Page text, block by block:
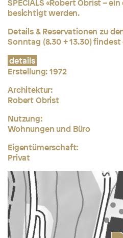
SPECIALS «Robert Obrist –
besichtigt werden.
Details & Reservationen zu
Sonntag (8.30 + 13.30) findest
details
Erstellung: 1972
Architektur:
Robert Obrist
Nutzung:
Wohnungen und Büro
Eigentümerschaft:
Privat